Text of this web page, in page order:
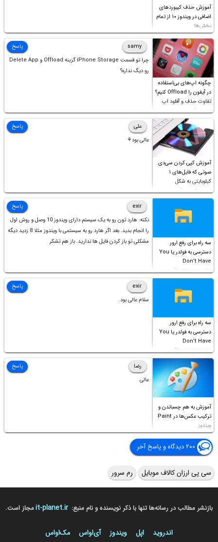
آموزش حذف کیبوردهای
اضافی در ویندوز ۱۰ از تمام
بخش‌ها
چگونه اپ‌های بی‌استفاده
در آیفون را Offload کنیم؟
تفاوت حذف و آفلود اپ
چیست؟
samy
چرا تو قسمت iPhone Storage گزینه Offload و Delete App
رو دیگ نداره؟
پاسخ
آموزش کپی کردن سی‌دی
صوتی که فایل‌های ۱
کیلوبایتی به شکل
شورت‌کات در آن موجود
است!
علی
عالی بود⚘
پاسخ
سه راه برای رفع ارور
دسترسی به فولدر یا You
Don’t Have
Permission to
Access this folder
exir
نکته: هارد تون رو به یک سیستم دارای ویندوز 10 وصل و روش اول
را انجام بدید. بعد اگر هارد رو به سیستمی با ویندوز مثلا 8 زدید دیگه
مشکلی تو باز کردن فایل ها ندارید. باز هم تشکر
پاسخ
سه راه برای رفع ارور
دسترسی به فولدر یا You
Don’t Have
Permission to
Access this folder
exir
سلام عالی بود.
پاسخ
آموزش به هم چسباندن و
ترکیب عکس‌ها در Paint
ویندوز
رضا
عالی
پاسخ
۲۰۰ دیدگاه و پاسخ آخر
سی پی ارزان کالاف موبایل رم سرور
بازنشر مطالب در رسانه‌ها تنها با ذکر نویسنده و نام منبع: it-planet.irمجاز است.
اندروید اپل ویندوز آی‌او‌اس مک‌او‌اس